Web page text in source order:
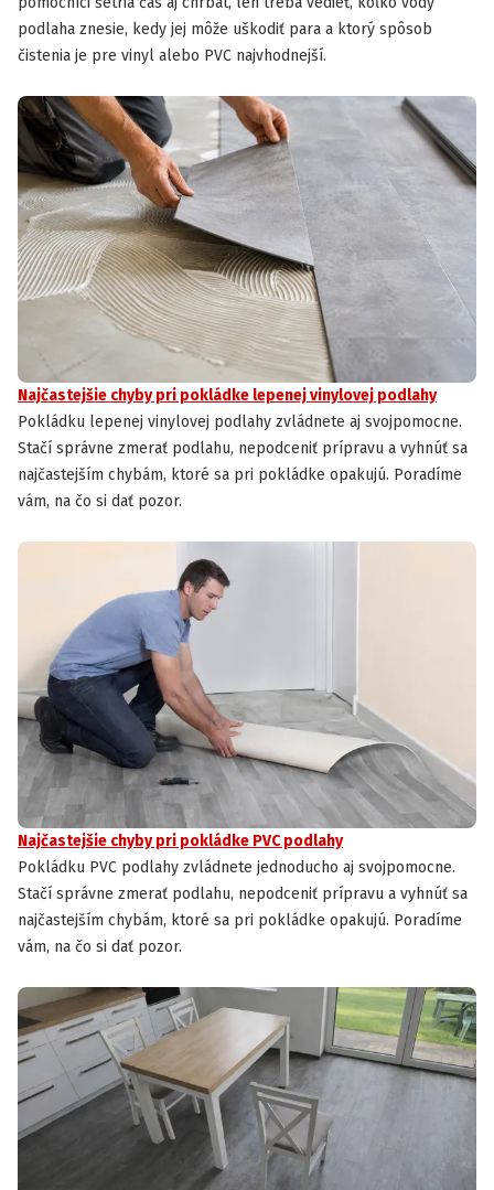
podlaha znesie, kedy jej môže uškodiť para a ktorý spôsob
čistenia je pre vinyl alebo PVC najvhodnejší.
Najčastejšie chyby pri pokládke lepenej vinylovej podlahy
Pokládku lepenej vinylovej podlahy zvládnete aj svojpomocne.
Stačí správne zmerať podlahu, nepodceniť prípravu a vyhnúť sa
najčastejším chybám, ktoré sa pri pokládke opakujú. Poradíme
vám, na čo si dať pozor.
Najčastejšie chyby pri pokládke PVC podlahy
Pokládku PVC podlahy zvládnete jednoducho aj svojpomocne.
Stačí správne zmerať podlahu, nepodceniť prípravu a vyhnúť sa
najčastejším chybám, ktoré sa pri pokládke opakujú. Poradíme
vám, na čo si dať pozor.